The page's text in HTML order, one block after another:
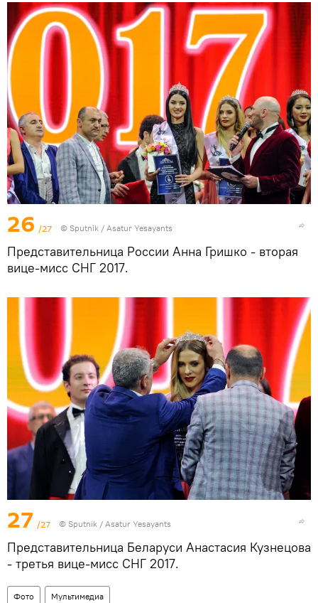
26 /27 © Sputnik / Asatur Yesayants
Представительница России Анна Гришко - вторая
вице-мисс СНГ 2017.
27 /27 © Sputnik / Asatur Yesayants
Представительница Беларуси Анастасия Кузнецова
- третья вице-мисс СНГ 2017.
Фото Мультимедиа